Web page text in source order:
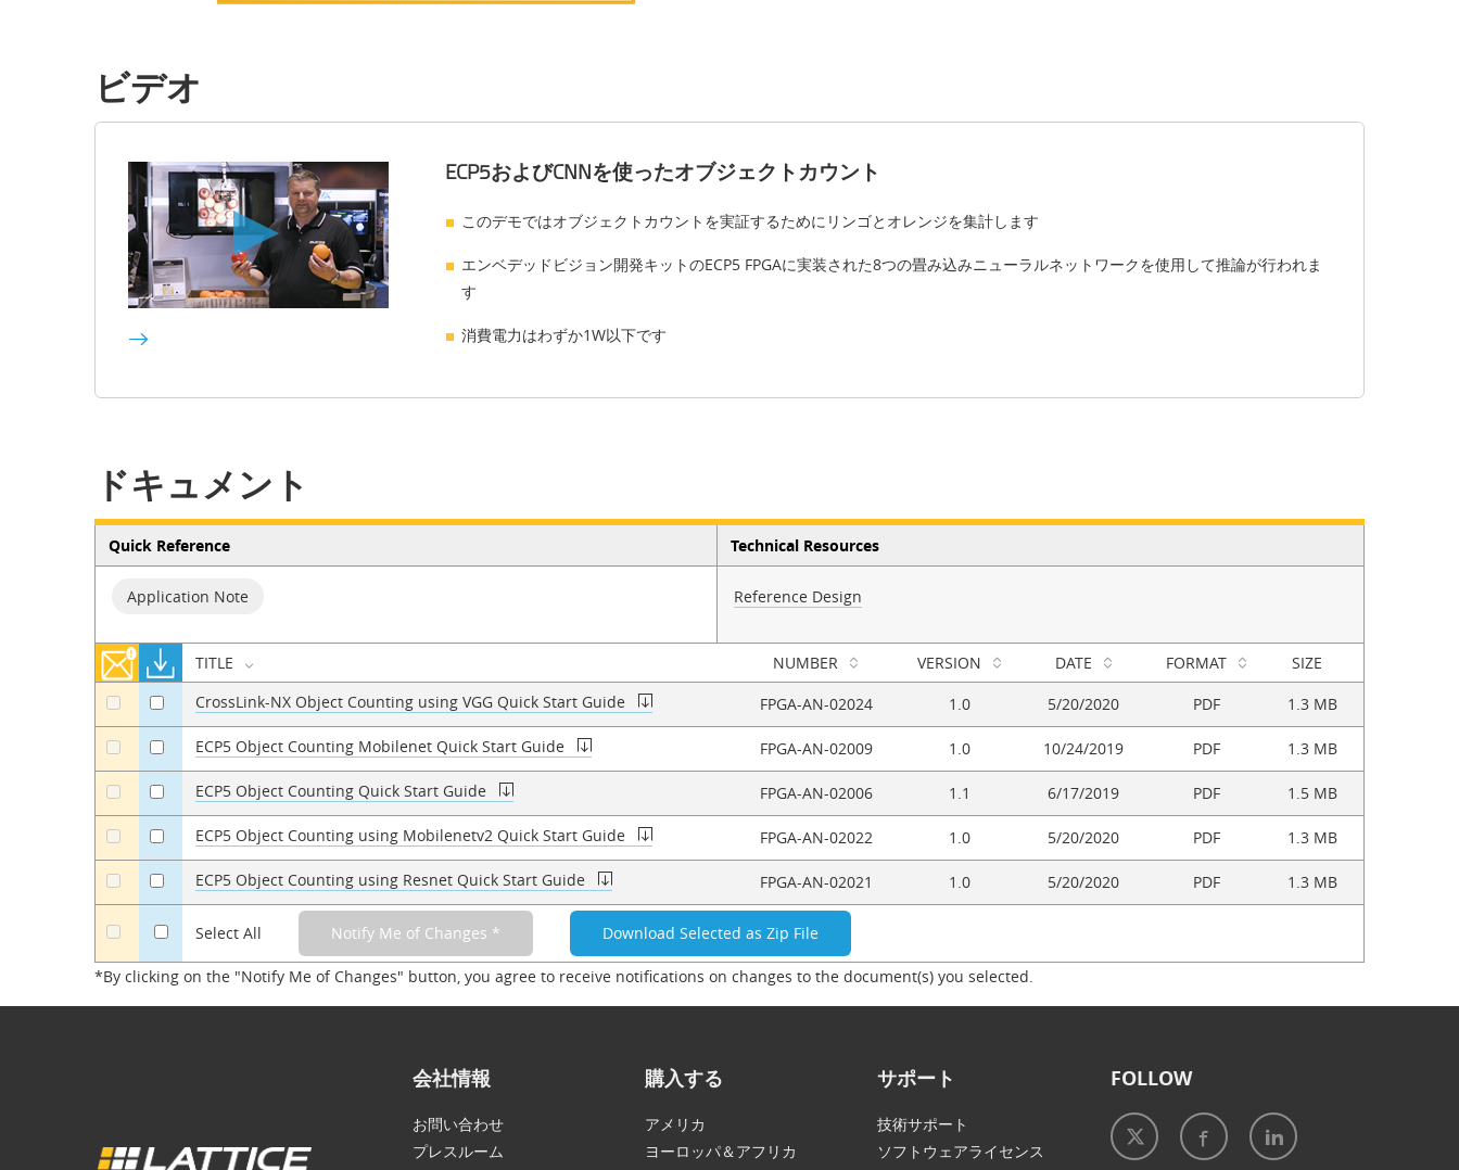
ビデオ
ECP5およびCNNを使ったオブジェクトカウント
このデモではオブジェクトカウントを実証するためにリンゴとオレンジを集計します
エンベデッドビジョン開発キットのECP5 FPGAに実装された8つの畳み込みニューラルネットワークを使用して推論が行われま
す
消費電力はわずか1W以下です
ドキュメント
Quick Reference
Application Note
Technical Resources
Reference Design
TITLE NUMBER VERSION DATE FORMAT SIZE
a Select All
a a CrossLink-NX Object Counting using VGG Quick Start Guide FPGA-AN-02024 1.0 5/20/2020 PDF 1.3 MB
a a ECP5 Object Counting Mobilenet Quick Start Guide FPGA-AN-02009 1.0 10/24/2019 PDF 1.3 MB
a a ECP5 Object Counting Quick Start Guide FPGA-AN-02006 1.1 6/17/2019 PDF 1.5 MB
a a ECP5 Object Counting using Mobilenetv2 Quick Start Guide FPGA-AN-02022 1.0 5/20/2020 PDF 1.3 MB
a a ECP5 Object Counting using Resnet Quick Start Guide FPGA-AN-02021 1.0 5/20/2020 PDF 1.3 MB
*By clicking on the "Notify Me of Changes" button, you agree to receive notifications on changes to the document(s) you selected.
会社情報
お問い合わせ
プレスルーム
購入する
アメリカ
ヨーロッパ＆アフリカ
サポート
技術サポート
ソフトウェアライセンス
FOLLOW